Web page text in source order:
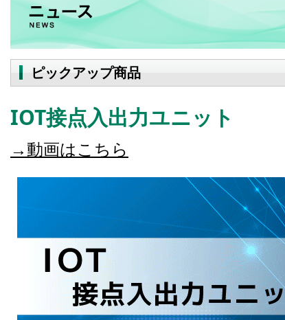
ピックアップ商品
IOT接点入出力ユニット
→動画はこちら